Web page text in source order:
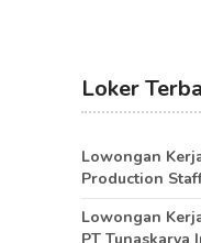
Loker
Lowongan
Production
Lowongan
PT Tunaskarya